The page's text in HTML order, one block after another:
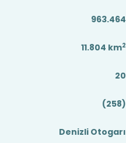
963.464
11.804 km2
20
(258)
Denizli Otogarı